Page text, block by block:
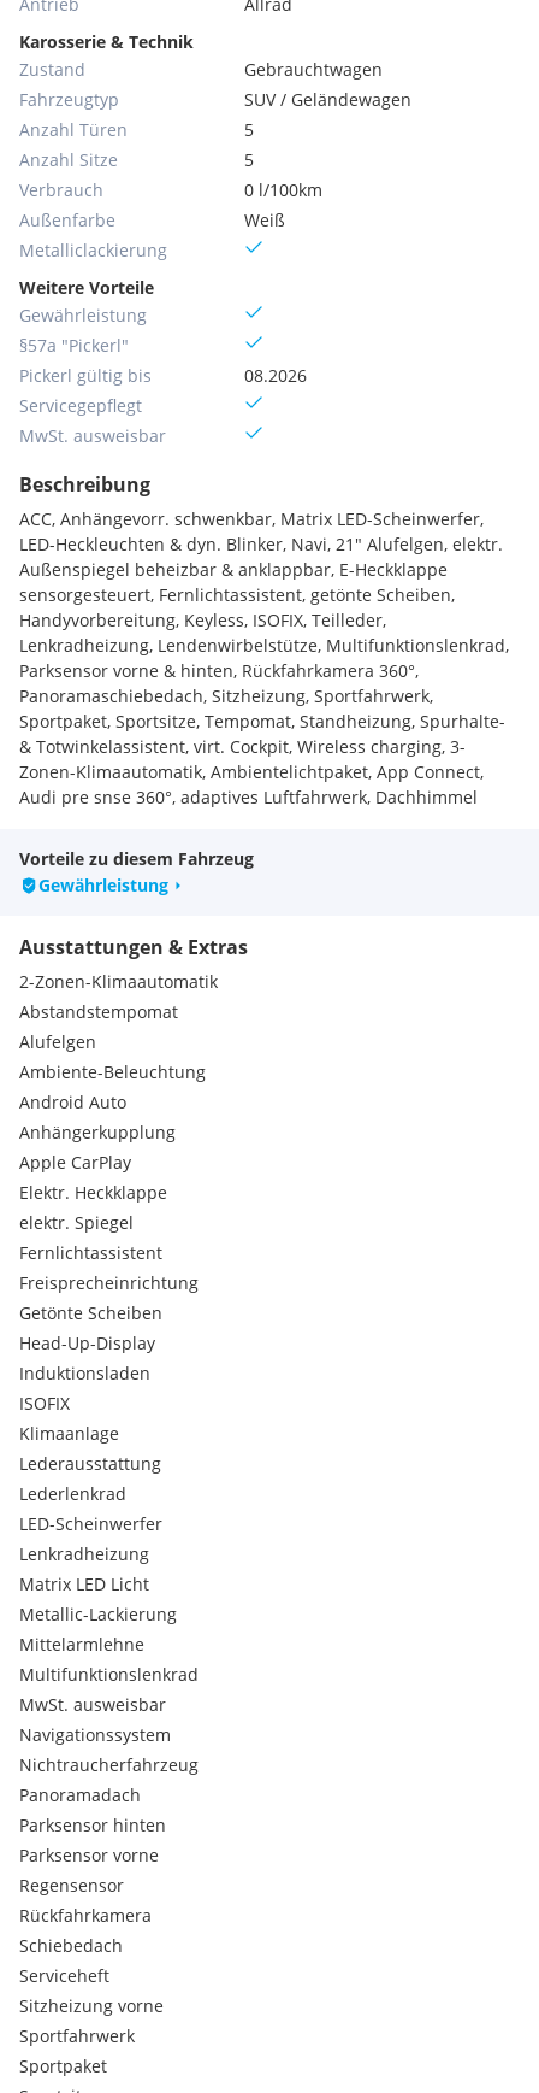
Karosserie & Technik
Zustand
Gebrauchtwagen
Fahrzeugtyp
SUV / Geländewagen
Anzahl Türen
5
Anzahl Sitze
5
Verbrauch
0 l/100km
Außenfarbe
Weiß
Metallic­lackierung
Weitere Vorteile
Gewährleistung
§57a "Pickerl"
Pickerl gültig bis
08.2026
Servicegepflegt
MwSt. ausweisbar
Beschreibung
ACC, Anhängevorr. schwenkbar, Matrix LED-Scheinwerfer,
LED-Heckleuchten & dyn. Blinker, Navi, 21" Alufelgen, elektr.
Außenspiegel beheizbar & anklappbar, E-Heckklappe
sensorgesteuert, Fernlichtassistent, getönte Scheiben,
Handyvorbereitung, Keyless, ISOFIX, Teilleder,
Lenkradheizung, Lendenwirbelstütze, Multifunktionslenkrad,
Parksensor vorne & hinten, Rückfahrkamera 360°,
Panoramaschiebedach, Sitzheizung, Sportfahrwerk,
Sportpaket, Sportsitze, Tempomat, Standheizung, Spurhalte-
& Totwinkelassistent, virt. Cockpit, Wireless charging, 3-
Zonen-Klimaautomatik, Ambientelichtpaket, App Connect,
Audi pre snse 360°, adaptives Luftfahrwerk, Dachhimmel
hinten, adapt. Scheibenwischer, Schaltwippen, Audi phone
box, Softclose, ...
– über 750 Autos verfügbar!
Bestbewerteter Autohandelsbetrieb Österreichs 2019, 2021,
2023 & 2024!
(Kundenbewertungen bei )
Alle Fahrzeuge verfügen über ein gültiges Pickerl!
Eigene Bosch-Car-Service-Fachwerkstätte mit Ersatzauto!
Bauteilegarantiepaket mit 100%iger Schadensabdeckung
gegen geringen Aufpreis buchbar.
Vorteile zu diesem Fahrzeug
Gewährleistung
Ausstattungen & Extras
2-Zonen-Klimaautomatik
Abstandstempomat
Alufelgen
Ambiente-Beleuchtung
Android Auto
Anhängerkupplung
Apple CarPlay
Elektr. Heckklappe
elektr. Spiegel
Fernlichtassistent
Freisprecheinrichtung
Getönte Scheiben
Head-Up-Display
Induktionsladen
ISOFIX
Klimaanlage
Lederausstattung
Lederlenkrad
LED-Scheinwerfer
Lenkradheizung
Matrix LED Licht
Metallic-Lackierung
Mittelarmlehne
Multifunktionslenkrad
MwSt. ausweisbar
Navigationssystem
Nichtraucherfahrzeug
Panoramadach
Parksensor hinten
Parksensor vorne
Regensensor
Rückfahrkamera
Schiebedach
Serviceheft
Sitzheizung vorne
Sportfahrwerk
Sportpaket